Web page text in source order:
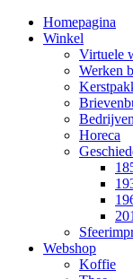
Homepagina
Winkel
Virtuele
Werken
Bedrijven
Horeca
Webshop
Koffie